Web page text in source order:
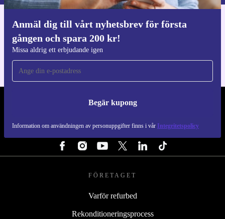
Anmäl dig till vårt nyhetsbrev för första
gången och spara 200 kr!
Missa aldrig ett erbjudande igen
Begär kupong
Information om användningen av personuppgifter finns i vår Integritetspolicy
Ladda ner refurbed appen
För iOS och Android
REFURBED SVERIGE - RETHINK NEW.
FÖLJ OSS
FÖRETAGET
Varför refurbed
Rekonditioneringsprocess